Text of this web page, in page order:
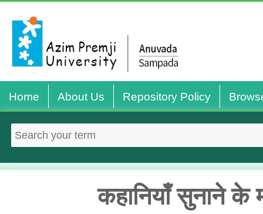
Home About Us Repository Policy
कहानियाँ सुनाने के